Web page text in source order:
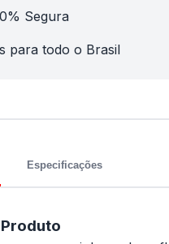
Segura
para todo o Brasil
Especificações